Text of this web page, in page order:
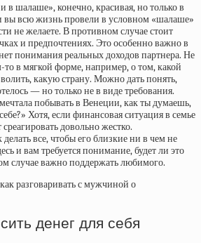
шалаше», конечно, красивая, но только в
вы всю жизнь провели в условном «шалаше»
не желаете. В противном случае стоит
и предпочтениях. Это особенно важно в
понимания реальных доходов партнера. Не
то в мягкой форме, например, о том, какой
какую страну. Можно дать понять,
— но только не в виде требования.
побывать в Венеции, как ты думаешь,
Хотя, если финансовая ситуация в семье
довольно жестко.
все, чтобы его близкие ни в чем не
и вам требуется понимание, будет ли это
случае важно поддержать любимого.
денег для себя